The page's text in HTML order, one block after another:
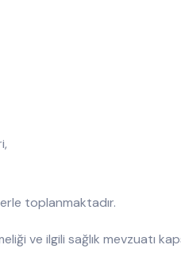
toplanmaktadır.
ve ilgili sağlık mevzuatı